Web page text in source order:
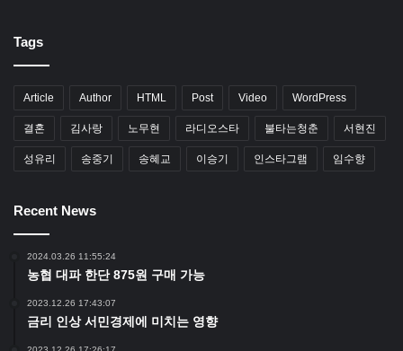
Tags
Article Author HTML Post Video WordPress
결혼 김사랑 노무현 라디오스타 불타는청춘 서현진
성유리 송중기 송혜교 이승기 인스타그램 임수향
Recent News
2024.03.26 11:55:24
농협 대파 한단 875원 구매 가능
2023.12.26 17:43:07
금리 인상 서민경제에 미치는 영향